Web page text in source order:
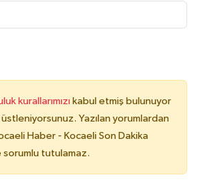
kurallarımızı kabul etmiş bulunuyor
Yazılan yorumlardan
Haber - Kocaeli Son Dakika
tutulamaz.